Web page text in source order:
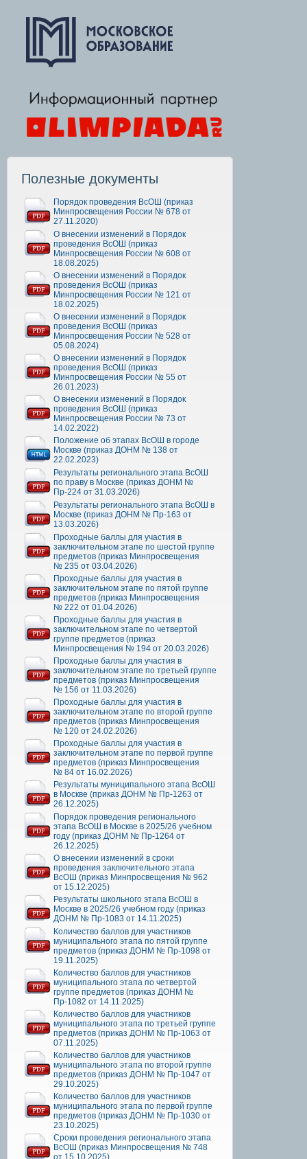
Полезные документы
Порядок проведения ВсОШ (приказ
Минпросвещения России № 678 от
27.11.2020)
О внесении изменений в Порядок
проведения ВсОШ (приказ
Минпросвещения России № 608 от
18.08.2025)
О внесении изменений в Порядок
проведения ВсОШ (приказ
Минпросвещения России № 121 от
18.02.2025)
О внесении изменений в Порядок
проведения ВсОШ (приказ
Минпросвещения России № 528 от
05.08.2024)
О внесении изменений в Порядок
проведения ВсОШ (приказ
Минпросвещения России № 55 от
26.01.2023)
О внесении изменений в Порядок
проведения ВсОШ (приказ
Минпросвещения России № 73 от
14.02.2022)
Положение об этапах ВсОШ в городе
Москве (приказ ДОНМ № 138 от
22.02.2023)
Результаты регионального этапа ВсОШ
по праву в Москве (приказ ДОНМ №
Пр-224 от 31.03.2026)
Результаты регионального этапа ВсОШ в
Москве (приказ ДОНМ № Пр-163 от
13.03.2026)
Проходные баллы для участия в
заключительном этапе по шестой группе
предметов (приказ Минпросвещения
№ 235 от 03.04.2026)
Проходные баллы для участия в
заключительном этапе по пятой группе
предметов (приказ Минпросвещения
№ 222 от 01.04.2026)
Проходные баллы для участия в
заключительном этапе по четвертой
группе предметов (приказ
Минпросвещения № 194 от 20.03.2026)
Проходные баллы для участия в
заключительном этапе по третьей группе
предметов (приказ Минпросвещения
№ 156 от 11.03.2026)
Проходные баллы для участия в
заключительном этапе по второй группе
предметов (приказ Минпросвещения
№ 120 от 24.02.2026)
Проходные баллы для участия в
заключительном этапе по первой группе
предметов (приказ Минпросвещения
№ 84 от 16.02.2026)
Результаты муниципального этапа ВсОШ
в Москве (приказ ДОНМ № Пр-1263 от
26.12.2025)
Порядок проведения регионального
этапа ВсОШ в Москве в 2025/26 учебном
году (приказ ДОНМ № Пр-1264 от
26.12.2025)
О внесении изменений в сроки
проведения заключительного этапа
ВсОШ (приказ Минпросвещения № 962
от 15.12.2025)
Результаты школьного этапа ВсОШ в
Москве в 2025/26 учебном году (приказ
ДОНМ № Пр-1083 от 14.11.2025)
Количество баллов для участников
муниципального этапа по пятой группе
предметов (приказ ДОНМ № Пр-1098 от
19.11.2025)
Количество баллов для участников
муниципального этапа по четвертой
группе предметов (приказ ДОНМ №
Пр-1082 от 14.11.2025)
Количество баллов для участников
муниципального этапа по третьей группе
предметов (приказ ДОНМ № Пр-1063 от
07.11.2025)
Количество баллов для участников
муниципального этапа по второй группе
предметов (приказ ДОНМ № Пр-1047 от
29.10.2025)
Количество баллов для участников
муниципального этапа по первой группе
предметов (приказ ДОНМ № Пр-1030 от
23.10.2025)
Сроки проведения регионального этапа
ВсОШ (приказ Минпросвещения № 748
от 15.10.2025)